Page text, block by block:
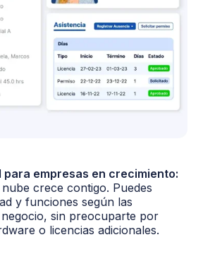
para empresas en crecimiento:
crece contigo. Puedes
y funciones según las
negocio, sin preocuparte por
o licencias adicionales.